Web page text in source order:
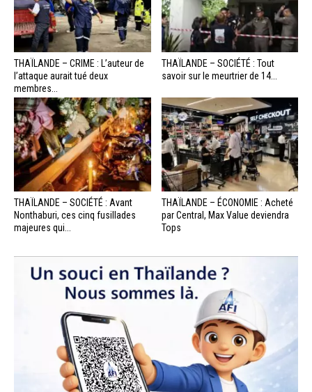
THAÏLANDE – CRIME : L’auteur de
l’attaque aurait tué deux
membres...
THAÏLANDE – SOCIÉTÉ : Tout
savoir sur le meurtrier de 14...
THAÏLANDE – SOCIÉTÉ : Avant
Nonthaburi, ces cinq fusillades
majeures qui...
THAÏLANDE – ÉCONOMIE : Acheté
par Central, Max Value deviendra
Tops